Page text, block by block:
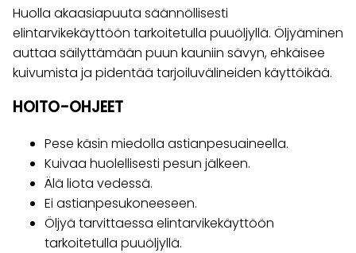
Huolla akaasiapuuta säännöllisesti
elintarvikekäyttöön tarkoitetulla puuöljyllä. Öljyäminen
auttaa säilyttämään puun kauniin sävyn, ehkäisee
kuivumista ja pidentää tarjoiluvälineiden käyttöikää.
HOITO-OHJEET
Pese käsin miedolla astianpesuaineella.
Kuivaa huolellisesti pesun jälkeen.
Älä liota vedessä.
Ei astianpesukoneeseen.
Öljyä tarvittaessa elintarvikekäyttöön
tarkoitetulla puuöljyllä.